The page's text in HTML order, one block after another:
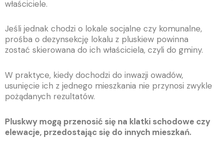
właściciele.
Jeśli jednak chodzi o lokale socjalne czy komunalne,
prośba o dezynsekcję lokalu z pluskiew powinna
zostać skierowana do ich właściciela, czyli do gminy.
W praktyce, kiedy dochodzi do inwazji owadów,
usunięcie ich z jednego mieszkania nie przynosi zwykle
pożądanych rezultatów.
Pluskwy mogą przenosić się na klatki schodowe czy
elewacje, przedostając się do innych mieszkań.